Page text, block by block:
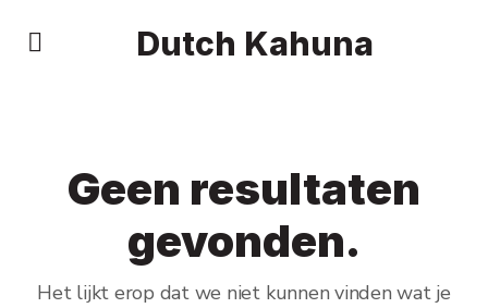
Dutch Kahuna
Geen resultaten
gevonden.
Het lijkt erop dat we niet kunnen vinden wat je